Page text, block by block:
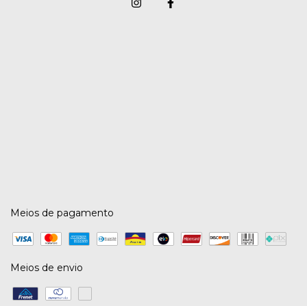
Meios de pagamento
Meios de envio